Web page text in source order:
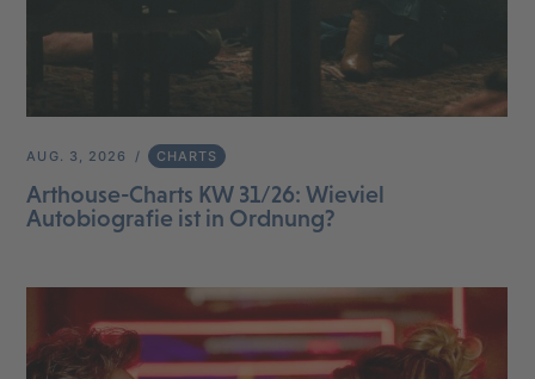
AUG. 3, 2026 CHARTS
Arthouse-Charts KW 31/26: Wieviel
Autobiografie ist in Ordnung?